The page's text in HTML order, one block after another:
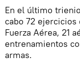
En el último
cabo 72
Fuerza Aérea, 21
entrenamientos
armas.